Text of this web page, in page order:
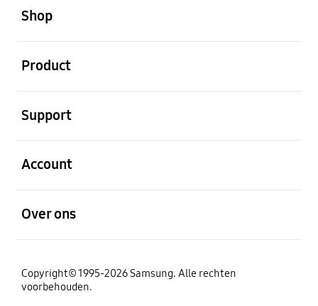
Shop
Product
Support
Account
Over ons
Copyright© 1995-2026 Samsung. Alle rechten
voorbehouden.